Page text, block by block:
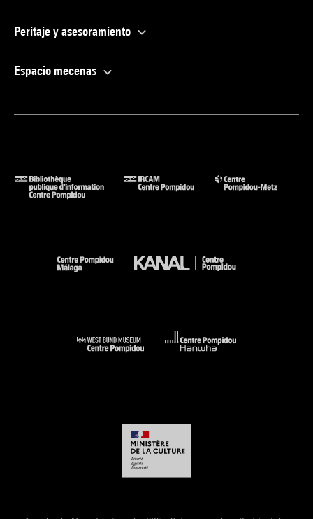
Peritaje y asesoramiento
Espacio mecenas